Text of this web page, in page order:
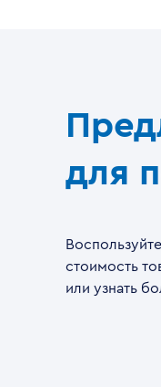
для
стоимость
или узнать